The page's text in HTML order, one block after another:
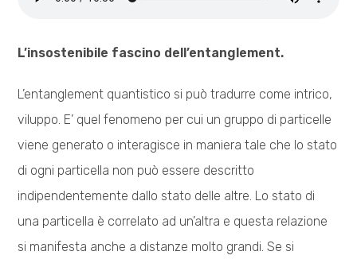
L’insostenibile fascino dell’entanglement.
L’entanglement quantistico si può tradurre come intrico,
viluppo. E’ quel fenomeno per cui un gruppo di particelle
viene generato o interagisce in maniera tale che lo stato
di ogni particella non può essere descritto
indipendentemente dallo stato delle altre. Lo stato di
una particella è correlato ad un’altra e questa relazione
si manifesta anche a distanze molto grandi. Se si